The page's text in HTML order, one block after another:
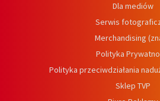
Dla mediów
Serwis
Merchandising
Polityka
Polityka przeciwdziałania
Sklep TVP